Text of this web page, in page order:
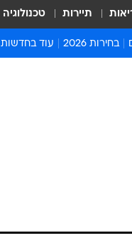
תיירות טכנולוגיה
בחירות 2026 עוד בחדשות